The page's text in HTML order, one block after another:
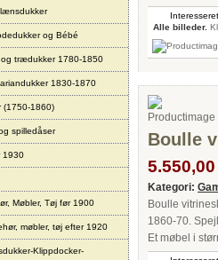
og Bébé
trædukker 1780-1850
1830-1870
(1750-1860)
spilledåser
1930
Møbler, Tøj før 1900
møbler, tøj efter 1920
Klippdocker-
Alle billeder.
Boulle
Kategori:
Boulle
1860-70.
Et møbel i